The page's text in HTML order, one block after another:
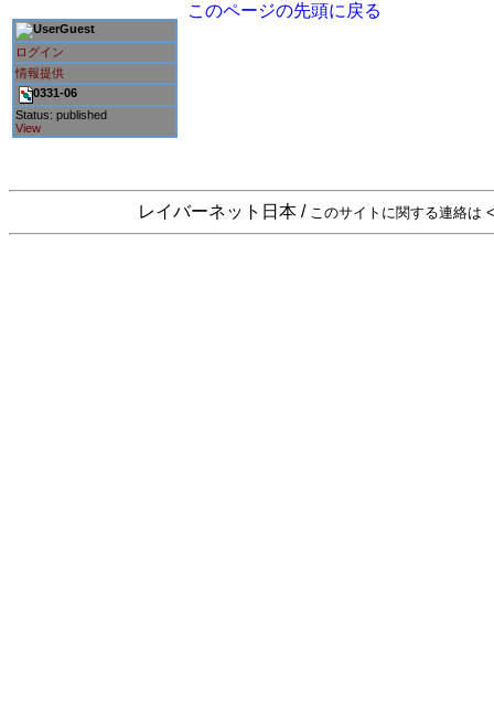
Guest
ログイン
情報提供
0331-06
Status: published
View
このページの先頭に戻る
レイバーネット日本 / このサイトに関する連絡は